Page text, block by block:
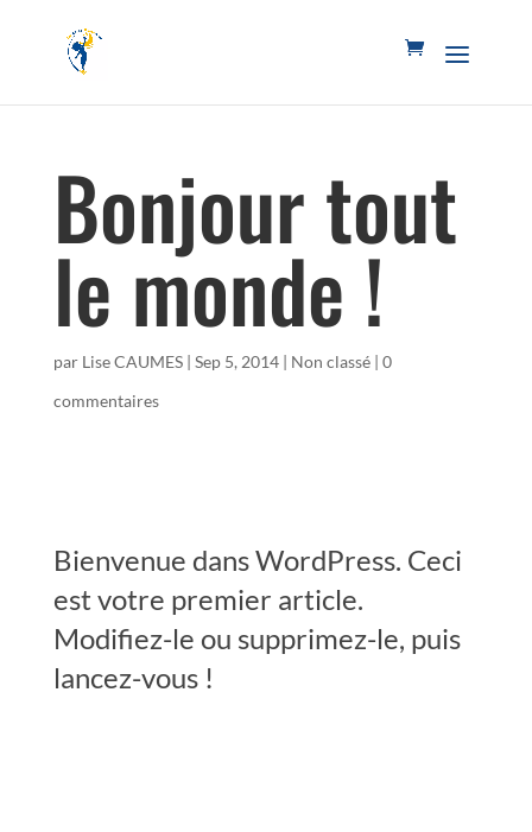
Bonjour tout
le monde !
par Lise CAUMES| Sep 5, 2014| Non classé| 0
commentaires
Bienvenue dans WordPress. Ceci
est votre premier article.
Modifiez-le ou supprimez-le, puis
lancez-vous !